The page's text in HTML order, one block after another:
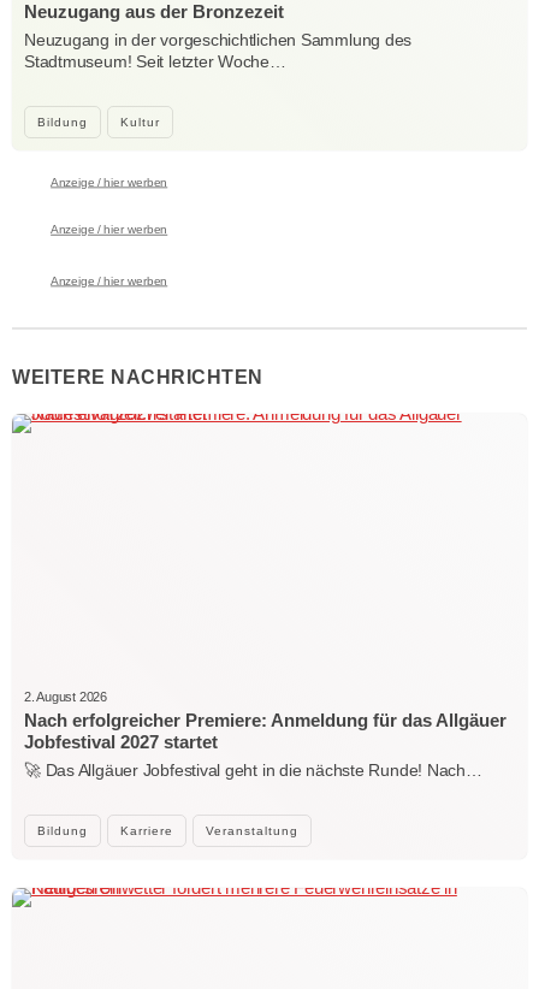
Bildung Kultur
Neuzugang aus der Bronzezeit
Neuzugang in der vorgeschichtlichen Sammlung des
Stadtmuseum! Seit letzter Woche…
Anzeige / hier werben
Anzeige / hier werben
Anzeige / hier werben
WEITERE NACHRICHTEN
Bildung Karriere Veranstaltung
2. August 2026
Nach erfolgreicher Premiere: Anmeldung für das Allgäuer
Jobfestival 2027 startet
🚀 Das Allgäuer Jobfestival geht in die nächste Runde! Nach…